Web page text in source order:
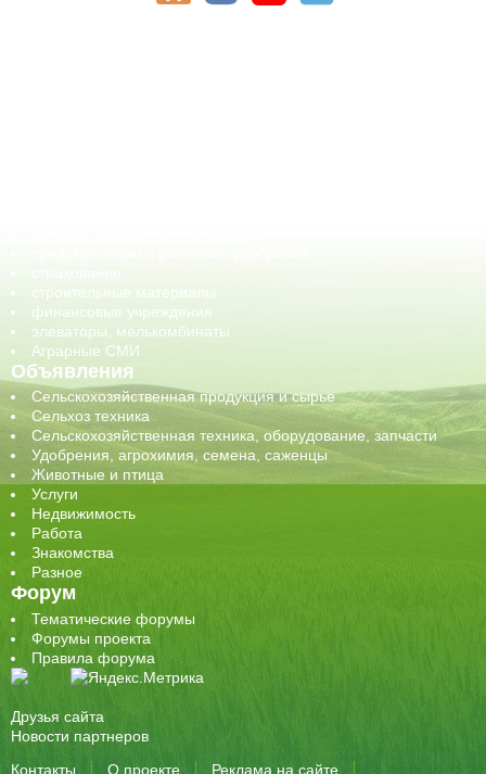
строительные материалы
финансовые учреждения
элеваторы, мелькомбинаты
Аграрные СМИ
Объявления
Сельскохозяйственная продукция и сырье
Сельхоз техника
Сельскохозяйственная техника, оборудование, запчасти
Удобрения, агрохимия, семена, саженцы
Животные и птица
Услуги
Недвижимость
Работа
Знакомства
Разное
Форум
Тематические форумы
Форумы проекта
Правила форума
Друзья сайта
Новости партнеров
Контакты
О проекте Реклама на сайте